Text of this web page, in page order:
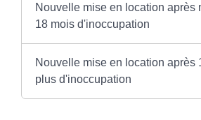
Nouvelle mise en location après
18 mois d'inoccupation
Nouvelle mise en location après
plus d'inoccupation